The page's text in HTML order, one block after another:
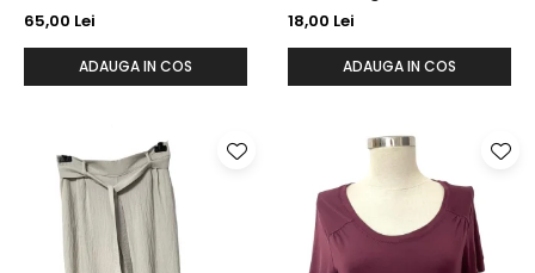
65,00 Lei
ADAUGA IN COS
18,00 Lei
ADAUGA IN COS